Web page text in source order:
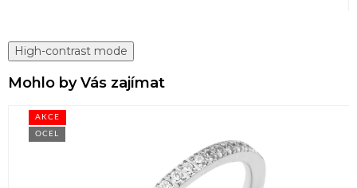
High-contrast mode
Mohlo by Vás zajímat
AKCE
OCEL